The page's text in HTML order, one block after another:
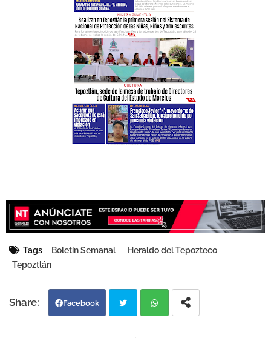
Tags Boletín Semanal
Heraldo del Tepozteco
Tepoztlán
Facebook